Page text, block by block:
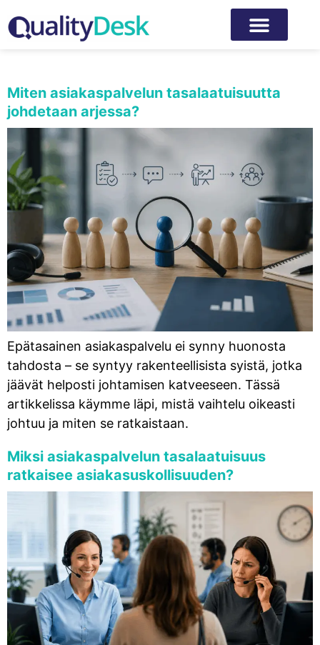
Miten asiakaspalvelun tasalaatuisuutta
johdetaan arjessa?
Epätasainen asiakaspalvelu ei synny huonosta
tahdosta – se syntyy rakenteellisista syistä, jotka
jäävät helposti johtamisen katveeseen. Tässä
artikkelissa käymme läpi, mistä vaihtelu oikeasti
johtuu ja miten se ratkaistaan.
Miksi asiakaspalvelun tasalaatuisuus
ratkaisee asiakasuskollisuuden?